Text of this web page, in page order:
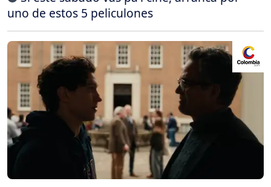
uno de estos 5 peliculones